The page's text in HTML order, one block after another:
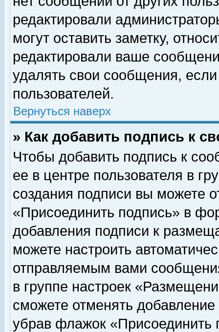
редактировали
могут оставить заметку,
редактировали ваше
удалять свои сообщения,
пользователей.
Вернуться наверх
» Как добавить подпись к
Чтобы добавить подпись к
ее в центре пользователя в
создания подписи вы можете
«Присоединить подпись» в
добавления подписи к
можете настроить
отправляемым вами
в группе настроек
сможете отменять
убрав флажок «Присоединить